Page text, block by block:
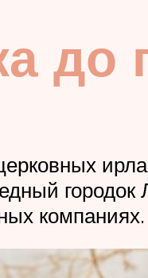
до
компаниях.